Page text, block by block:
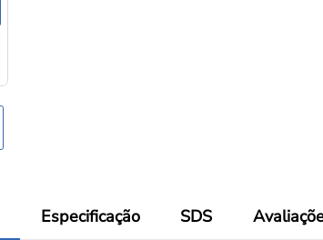
Especificação SDS